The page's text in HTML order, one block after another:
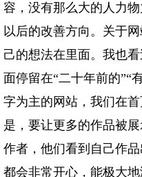
容，没有那么大的人力
以后的改善方向。关于
己的想法在里面。我也
面停留在“二十年前的”“
字为主的网站，我们在
是，要让更多的作品被
作者，他们看到自己作
都会非常开心，能极大